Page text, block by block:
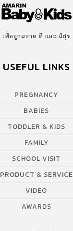
เพื่อลูกฉลาด ดี และ มีสุข
USEFUL LINKS
PREGNANCY
BABIES
TODDLER & KIDS
FAMILY
SCHOOL VISIT
PRODUCT & SERVICE
VIDEO
AWARDS